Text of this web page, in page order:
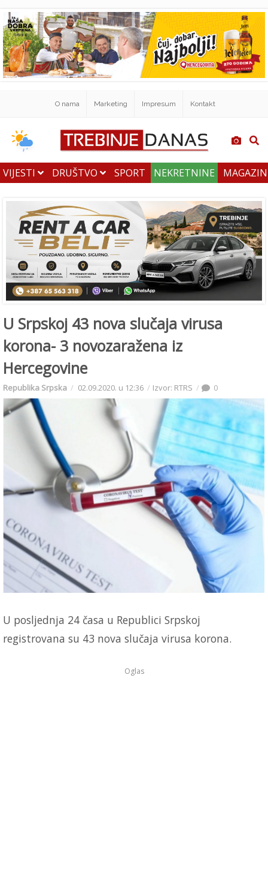
O nama Marketing Impresum Kontakt
VIJESTI DRUŠTVO SPORT NEKRETNINE
U Srpskoj 43 nova slučaja virusa
korona- 3 novozaražena iz
Hercegovine
Republika Srpska 02.09.2020. u 12:36 Izvor: RTRS 0
U posljednja 24 časa u Republici Srpskoj
registrovana su 43 nova slučaja virusa korona.
Oglas